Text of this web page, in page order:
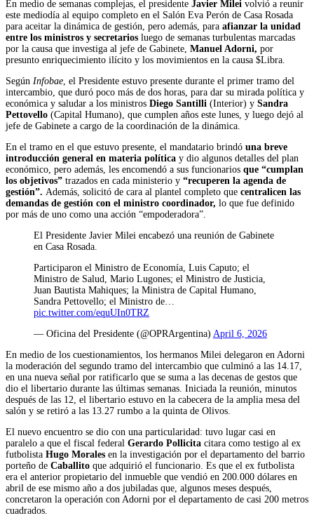
En medio de semanas complejas, el presidente Javier Milei volvió a reunir
este mediodía al equipo completo en el Salón Eva Perón de Casa Rosada
para aceitar la dinámica de gestión, pero además, para afianzar la unidad
entre los ministros y secretarios luego de semanas turbulentas marcadas
por la causa que investiga al jefe de Gabinete, Manuel Adorni, por
presunto enriquecimiento ilícito y los movimientos en la causa $Libra.
Según Infobae , el Presidente estuvo presente durante el primer tramo del
intercambio, que duró poco más de dos horas, para dar su mirada política y
económica y saludar a los ministros Diego Santilli (Interior) y Sandra
Pettovello (Capital Humano), que cumplen años este lunes, y luego dejó al
jefe de Gabinete a cargo de la coordinación de la dinámica.
En el tramo en el que estuvo presente, el mandatario brindó una breve
introducción general en materia política y dio algunos detalles del plan
económico, pero además, les encomendó a sus funcionarios que “cumplan
los objetivos” trazados en cada ministerio y “recuperen la agenda de
gestión”. Además, solicitó de cara al plantel completo que centralicen las
demandas de gestión con el ministro coordinador, lo que fue definido
por más de uno como una acción “empoderadora”.
El Presidente Javier Milei encabezó una reunión de Gabinete
en Casa Rosada.
Participaron el Ministro de Economía, Luis Caputo; el
Ministro de Salud, Mario Lugones; el Ministro de Justicia,
Juan Bautista Mahiques; la Ministra de Capital Humano,
Sandra Pettovello; el Ministro de…
pic.twitter.com/equUIn0TRZ
— Oficina del Presidente (@OPRArgentina) April 6, 2026
En medio de los cuestionamientos, los hermanos Milei delegaron en Adorni
la moderación del segundo tramo del intercambio que culminó a las 14.17,
en una nueva señal por ratificarlo que se suma a las decenas de gestos que
dio el libertario durante las últimas semanas. Iniciada la reunión, minutos
después de las 12, el libertario estuvo en la cabecera de la amplia mesa del
salón y se retiró a las 13.27 rumbo a la quinta de Olivos.
El nuevo encuentro se dio con una particularidad: tuvo lugar casi en
paralelo a que el fiscal federal Gerardo Pollicita citara como testigo al ex
futbolista Hugo Morales en la investigación por el departamento del barrio
porteño de Caballito que adquirió el funcionario. Es que el ex futbolista
era el anterior propietario del inmueble que vendió en 200.000 dólares en
abril de ese mismo año a dos jubiladas que, algunos meses después,
concretaron la operación con Adorni por el departamento de casi 200 metros
cuadrados.